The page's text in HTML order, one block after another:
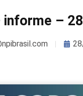
informe –